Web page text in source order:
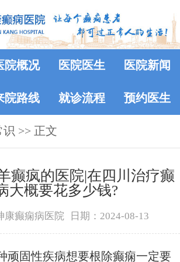
院概况 医院医生 医院新闻
院路线 就诊流程 预约医生
识 >> 正文
癫疯的医院|在四川治疗癫
大概要花多少钱?
康癫痫病医院 日期：2024-08-13
顽固性疾病想要根除癫痫一定要